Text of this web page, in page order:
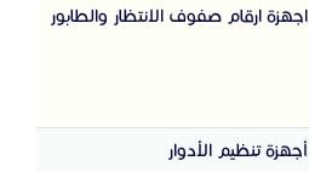
اجهزة ارقام صفوف الانتظار والطابور
أجهزة تنظيم الأدوار